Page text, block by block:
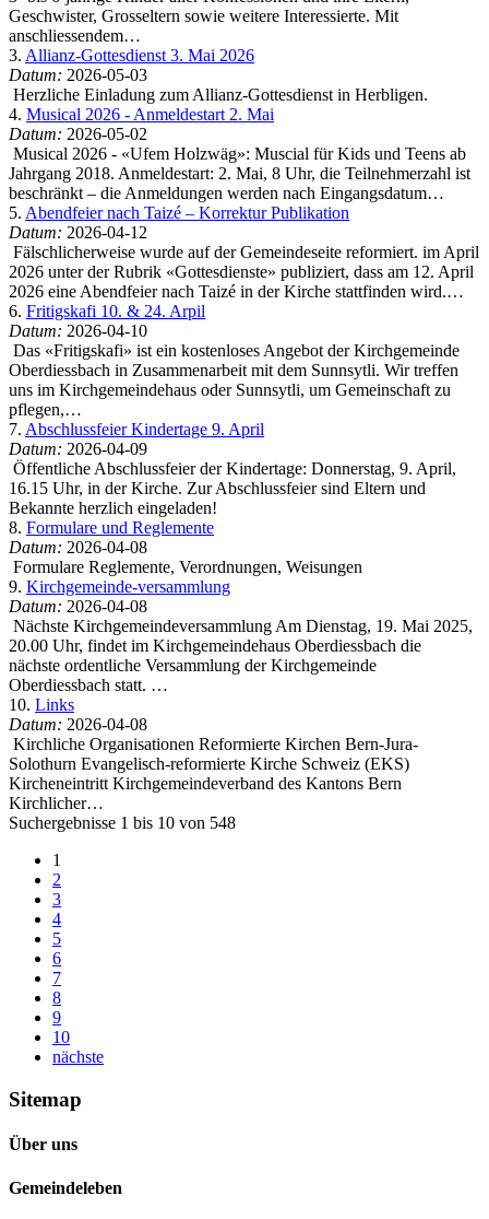
Geschwister, Grosseltern sowie weitere Interessierte. Mit
anschliessendem…
3. Allianz-Gottesdienst 3. Mai 2026
Datum: 2026-05-03
Herzliche Einladung zum Allianz-Gottesdienst in Herbligen.
4. Musical 2026 - Anmeldestart 2. Mai
Datum: 2026-05-02
Musical 2026 - «Ufem Holzwäg»: Muscial für Kids und Teens ab
Jahrgang 2018. Anmeldestart: 2. Mai, 8 Uhr, die Teilnehmerzahl ist
beschränkt – die Anmeldungen werden nach Eingangsdatum…
5. Abendfeier nach Taizé – Korrektur Publikation
Datum: 2026-04-12
Fälschlicherweise wurde auf der Gemeindeseite reformiert. im April
2026 unter der Rubrik «Gottesdienste» publiziert, dass am 12. April
2026 eine Abendfeier nach Taizé in der Kirche stattfinden wird.…
6. Fritigskafi 10. & 24. Arpil
Datum: 2026-04-10
Das «Fritigskafi» ist ein kostenloses Angebot der Kirchgemeinde
Oberdiessbach in Zusammenarbeit mit dem Sunnsytli. Wir treffen
uns im Kirchgemeindehaus oder Sunnsytli, um Gemeinschaft zu
pflegen,…
7. Abschlussfeier Kindertage 9. April
Datum: 2026-04-09
Öffentliche Abschlussfeier der Kindertage: Donnerstag, 9. April,
16.15 Uhr, in der Kirche. Zur Abschlussfeier sind Eltern und
Bekannte herzlich eingeladen!
8. Formulare und Reglemente
Datum: 2026-04-08
Formulare Reglemente, Verordnungen, Weisungen
9. Kirchgemeinde-versammlung
Datum: 2026-04-08
Nächste Kirchgemeindeversammlung Am Dienstag, 19. Mai 2025,
20.00 Uhr, findet im Kirchgemeindehaus Oberdiessbach die
nächste ordentliche Versammlung der Kirchgemeinde
Oberdiessbach statt. …
10. Links
Datum: 2026-04-08
Kirchliche Organisationen Reformierte Kirchen Bern-Jura-
Solothurn Evangelisch-reformierte Kirche Schweiz (EKS)
Kircheneintritt Kirchgemeindeverband des Kantons Bern
Kirchlicher…
Suchergebnisse 1 bis 10 von 548
1
2
3
4
5
6
7
8
9
10
nächste
Sitemap
Über uns
Gemeindeleben